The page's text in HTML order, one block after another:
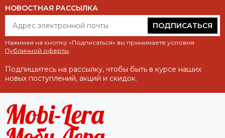
НОВОСТНАЯ РАССЫЛКА
ПОДПИСАТЬСЯ
Нажимая на кнопку «Подписаться» вы принимаете условия
Публичной оферты
Подпишитесь на рассылку, чтобы быть в курсе наших
новых поступлений, акций и скидок.